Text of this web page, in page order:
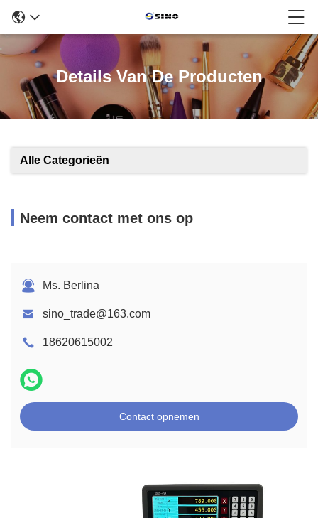
Details Van De Producten
Alle Categorieën
Neem contact met ons op
Ms. Berlina
sino_trade@163.com
18620615002
Contact opnemen